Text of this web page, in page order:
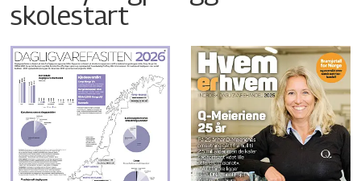
skolestart